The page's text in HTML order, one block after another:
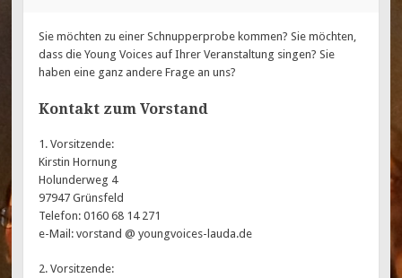
Sie möchten zu einer Schnupperprobe kommen? Sie möchten,
dass die Young Voices auf Ihrer Veranstaltung singen? Sie
haben eine ganz andere Frage an uns?
Kontakt zum Vorstand
1. Vorsitzende:
Kirstin Hornung
Holunderweg 4
97947 Grünsfeld
Telefon: 0160 68 14 271
e-Mail: vorstand @ youngvoices-lauda.de
2. Vorsitzende: